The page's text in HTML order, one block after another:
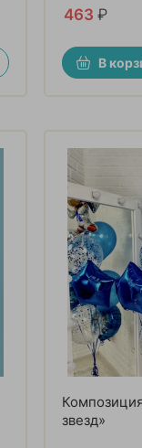
463 ₽
В
звезд»